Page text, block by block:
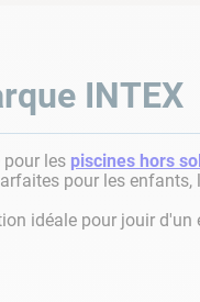
INTEX
pour les piscines hors
pour les
idéale pour jouir